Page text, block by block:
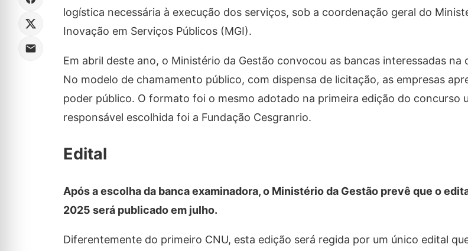
logística necessária à execução dos serviços, sob a coordenação geral do
Inovação em Serviços Públicos (MGI).
Em abril deste ano, o Ministério da Gestão convocou as bancas interessadas
No modelo de chamamento público, com dispensa de licitação, as empresas
poder público. O formato foi o mesmo adotado na primeira edição do concurso
responsável escolhida foi a Fundação Cesgranrio.
Edital
Após a escolha da banca examinadora, o Ministério da Gestão prevê que o
2025 será publicado em julho.
Diferentemente do primeiro CNU, esta edição será regida por um único edital